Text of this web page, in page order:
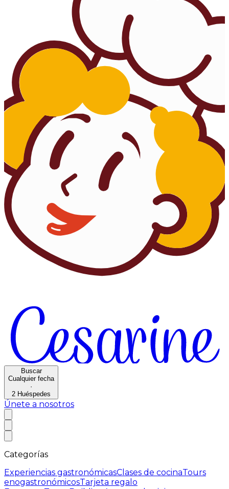
Buscar
Cualquier fecha
·
2 Huéspedes
Únete a nosotros
Categorías
Experiencias gastronómicasClases de cocinaTours
enogastronómicosTarjeta regalo